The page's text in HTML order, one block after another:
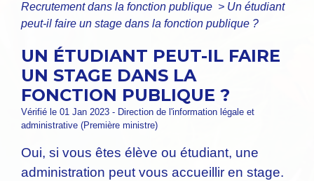
Recrutement dans la fonction publique > Un étudiant
peut-il faire un stage dans la fonction publique ?
UN ÉTUDIANT PEUT-IL FAIRE
UN STAGE DANS LA
FONCTION PUBLIQUE ?
Vérifié le 01 Jan 2023 - Direction de l'information légale et
administrative (Première ministre)
Oui, si vous êtes élève ou étudiant, une
administration peut vous accueillir en stage.